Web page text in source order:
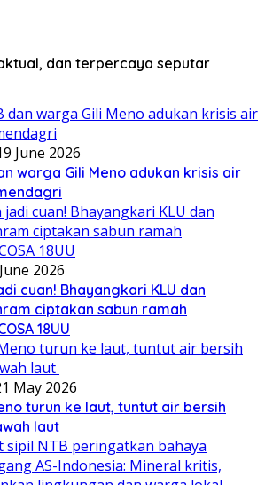
dan terpercaya seputar
June 2026
warga Gili Meno adukan krisis air
2026
cuan! Bhayangkari KLU dan
ciptakan sabun ramah
18UU
May 2026
turun ke laut, tuntut air bersih
laut